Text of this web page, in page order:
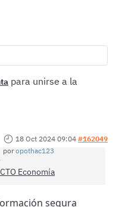
para unirse a la
18 Oct 2024 09:04 #162049
poropothac123
Economía
segura